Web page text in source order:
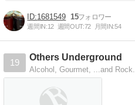
1681549 15
週間IN:12 週間OUT:72 月間IN:54
19
Others Underground
Alcohol, Gourmet, ...and Rock.